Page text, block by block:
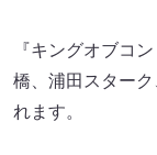
『キングオブコ
橋、浦田スター
れます。